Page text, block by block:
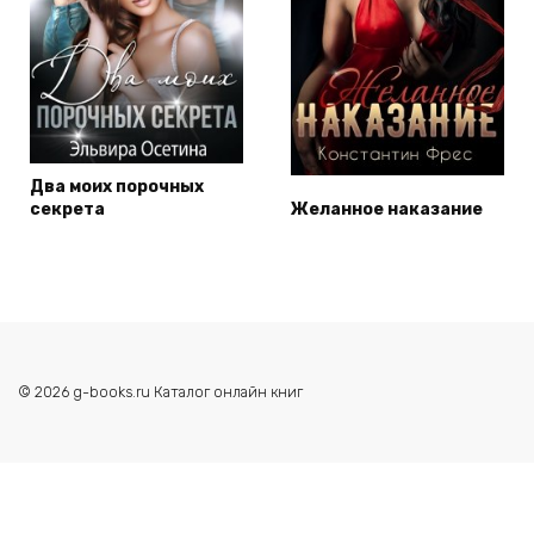
Два моих порочных
секрета
Желанное наказание
© 2026 g-books.ru Каталог онлайн книг